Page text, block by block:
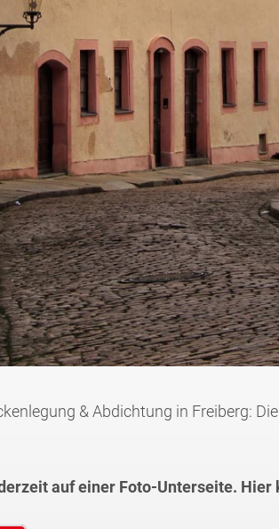
& Abdichtung in Freiberg: Die
auf einer Foto-Unterseite.